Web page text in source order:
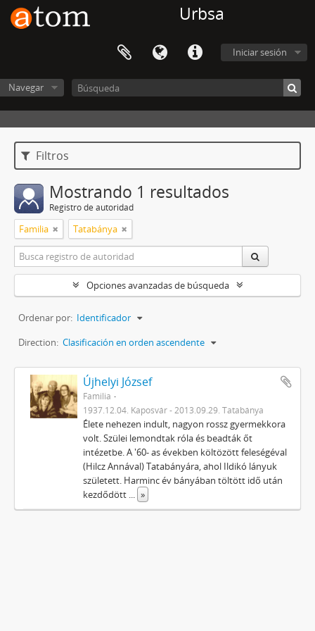
Urbsa
Iniciar sesión
Navegar
Filtros
Mostrando 1 resultados
Registro de autoridad
Familia Tatabánya
Opciones avanzadas de búsqueda
Ordenar por: Identificador
Direction: Clasificación en orden ascendente
Újhelyi József
Familia
1937.12.04. Kaposvár - 2013.09.29. Tatabánya
Élete nehezen indult, nagyon rossz gyermekkora
volt. Szülei lemondtak róla és beadták őt
intézetbe. A '60- as években költözött feleségéval
(Hilcz Annával) Tatabányára, ahol Ildikó lányuk
született. Harminc év bányában töltött idő után
kezdődött ... »